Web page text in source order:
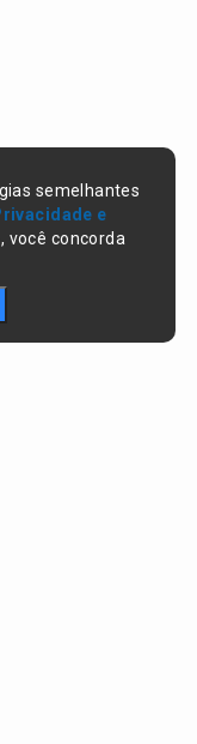
semelhantes
e
você concorda